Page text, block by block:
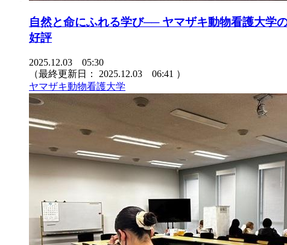
自然と命にふれる学び── ヤマザキ動物看護大学
好評
2025.12.03 05:30
（最終更新日： 2025.12.03 06:41 ）
ヤマザキ動物看護大学